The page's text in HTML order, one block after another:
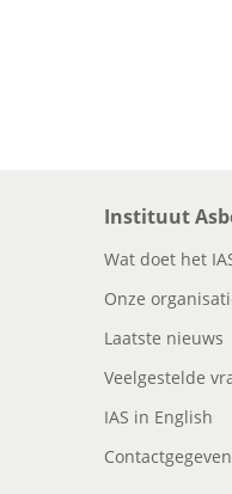
Instituut
Wat doet het
Onze
Laatste nieuws
Veelgestelde
IAS in English